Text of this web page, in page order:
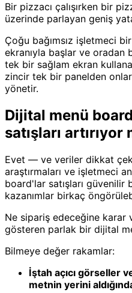
Bir pizzacı çalışırken bir
üzerinde parlayan geniş
Çoğu bağımsız işletmeci
ekranıyla başlar ve oradan
tek bir sağlam ekran
zincir tek bir panelden
yönetir.
Dijital menü
satışları artırıyor
Evet — ve veriler dikkat
araştırmaları ve işletmeci
board'lar satışları güvenilir
kazanımlar birkaç
Ne sipariş edeceğine karar
gösteren parlak bir dijital
Bilmeye değer rakamlar:
İştah açıcı görseller
metnin yerini